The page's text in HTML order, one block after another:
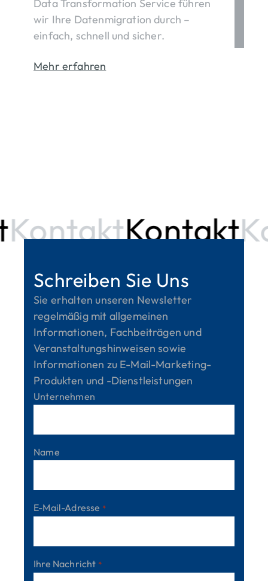
Data Transformation Service führen
wir Ihre Datenmigration durch –
einfach, schnell und sicher.
Mehr erfahren
Kontakt
Schreiben Sie Uns
Sie erhalten unseren Newsletter
regelmäßig mit allgemeinen
Informationen, Fachbeiträgen und
Veranstaltungshinweisen sowie
Informationen zu E-Mail-Marketing-
Produkten und -Dienstleistungen
Unternehmen
Name
E-Mail-Adresse *
Ihre Nachricht *